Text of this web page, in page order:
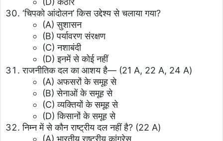
‘चिपको आंदोलन’ किस उद्देश्य से चलाया गया?
(A) सुशासन
(B) पर्यावरण संरक्षण
(C) नशाबंदी
(D) इनमें से कोई नहीं
राजनीतिक दल का आशय है— (21 A, 22 A, 24 A)
(A) अफसरों के समूह से
(B) सेनाओं के समूह से
(C) व्यक्तियों के समूह से
(D) किसानों के समूह से
निम्न में से कौन राष्ट्रीय दल नहीं है? (22 A)
(A) भारतीय राष्ट्रीय कांग्रेस